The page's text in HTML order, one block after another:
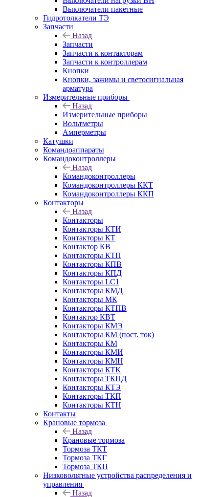
Выключатели пакетные
Гидротолкатели ТЭ
Запчасти
Назад
Запчасти
Запчасти к контакторам
Запчасти к контроллерам
Кнопки
Кнопки, зажимы и светосигнальная
арматура
Измерительные приборы
Назад
Измерительные приборы
Вольтметры
Амперметры
Катушки
Командоаппараты
Командоконтроллеры
Назад
Командоконтроллеры
Командоконтроллеры ККТ
Командоконтроллеры ККП
Контакторы
Назад
Контакторы
Контакторы КТИ
Контакторы КТ
Контактор КВ
Контакторы КТП
Контакторы КПВ
Контакторы КПД
Контакторы LC1
Контакторы КМД
Контакторы МК
Контакторы КТПВ
Контактор КВТ
Контакторы КМЭ
Контакторы КМ (пост. ток)
Контакторы КМ
Контакторы КМИ
Контакторы КМН
Контакторы КТК
Контакторы ТКПД
Контакторы КТЭ
Контакторы ТКП
Контакторы КТН
Контакты
Крановые тормоза
Назад
Крановые тормоза
Тормоза ТКТ
Тормоза ТКГ
Тормоза ТКП
Низковольтные устройства распределения и
управления
Назад